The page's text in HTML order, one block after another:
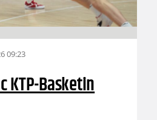
09:23
KTP-Basketin